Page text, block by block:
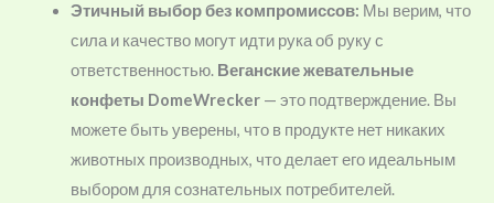
Этичный выбор без компромиссов: Мы верим, что
сила и качество могут идти рука об руку с
ответственностью. Веганские жевательные
конфеты DomeWrecker— это подтверждение. Вы
можете быть уверены, что в продукте нет никаких
животных производных, что делает его идеальным
выбором для сознательных потребителей.